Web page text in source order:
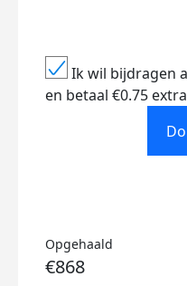
Ik wil bijdragen
en betaal €0.75
Opgehaald
€868